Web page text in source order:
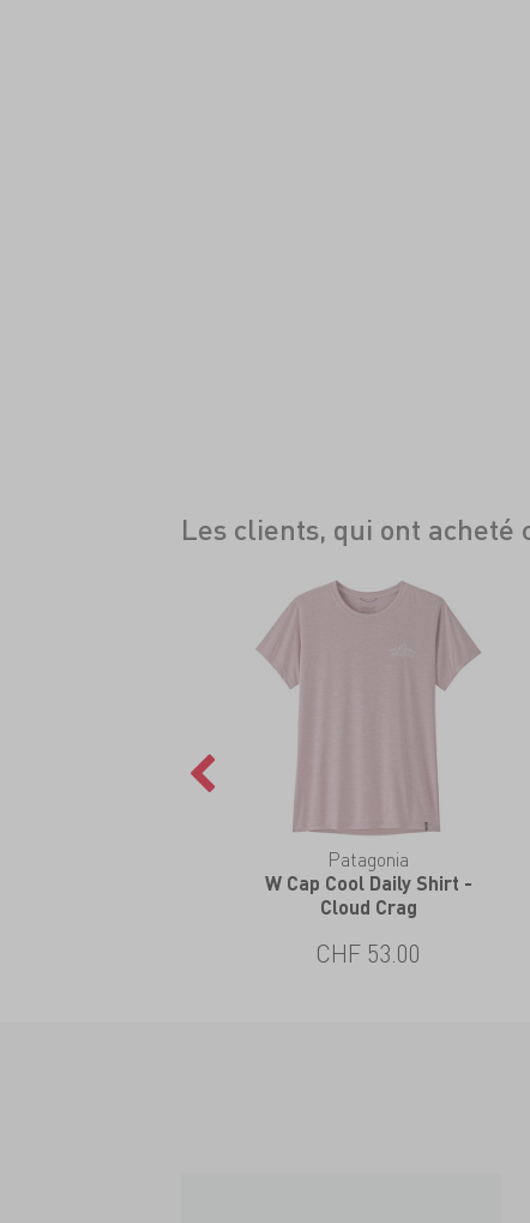
Les clients, qui ont acheté
Patagonia
W Cap Cool Daily Shirt -
Cloud Crag
CHF 53.00